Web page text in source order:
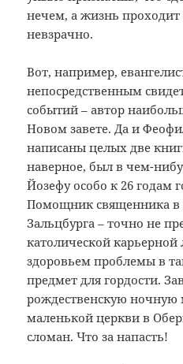
нечем, а жизнь
невзрачно.
Вот, например,
непосредственным
событий – автор
Новом завете. Да и
написаны целых две
наверное, был в чем-
Йозефу особо к 26 годам
Помощник священника в
Зальцбурга – точно не
католической карьерной
здоровьем проблемы в
предмет для гордости.
рождественскую ночную
маленькой церкви в
сломан. Что за напасть!